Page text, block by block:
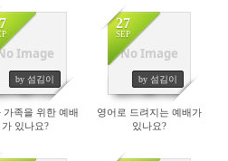
Image
by 섬김이
279
가족을 위한 예배
가 있나요?
No Image
27
SEP
by 섬김이
229
영어로 드려지는 예배가
있나요?